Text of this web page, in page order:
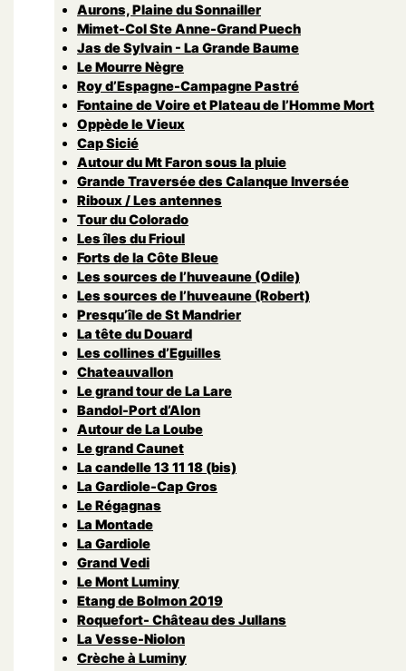
Aurons, Plaine du Sonnailler
Mimet-Col Ste Anne-Grand Puech
Jas de Sylvain - La Grande Baume
Le Mourre Nègre
Roy d’Espagne-Campagne Pastré
Fontaine de Voire et Plateau de l’Homme Mort
Oppède le Vieux
Cap Sicié
Autour du Mt Faron sous la pluie
Grande Traversée des Calanque Inversée
Riboux / Les antennes
Tour du Colorado
Les îles du Frioul
Forts de la Côte Bleue
Les sources de l’huveaune (Odile)
Les sources de l’huveaune (Robert)
Presqu’île de St Mandrier
La tête du Douard
Les collines d’Eguilles
Chateauvallon
Le grand tour de La Lare
Bandol-Port d’Alon
Autour de La Loube
Le grand Caunet
La candelle 13 11 18 (bis)
La Gardiole-Cap Gros
Le Régagnas
La Montade
La Gardiole
Grand Vedi
Le Mont Luminy
Etang de Bolmon 2019
Roquefort- Château des Jullans
La Vesse-Niolon
Crèche à Luminy